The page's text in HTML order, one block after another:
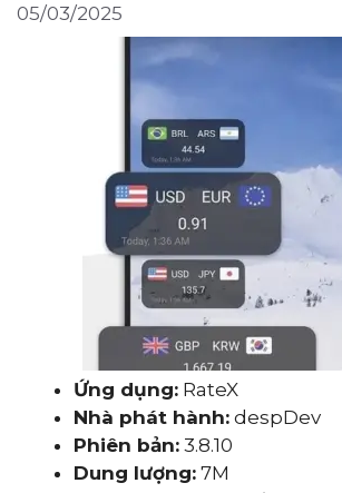
05/03/2025
Ứng dụng: RateX
Nhà phát hành: despDev
Phiên bản: 3.8.10
Dung lượng: 7M